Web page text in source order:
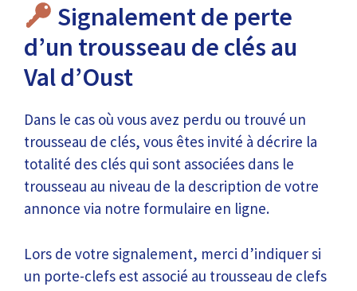
Signalement de perte
d’un trousseau de clés au
Val d’Oust
Dans le cas où vous avez perdu ou trouvé un
trousseau de clés, vous êtes invité à décrire la
totalité des clés qui sont associées dans le
trousseau au niveau de la description de votre
annonce via notre formulaire en ligne.
Lors de votre signalement, merci d’indiquer si
un porte-clefs est associé au trousseau de clefs